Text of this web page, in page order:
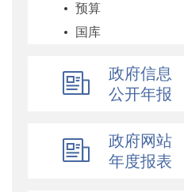
预算
国库
科教和文化
农业农村
自然资源和生态环境
政府信息
公开年报
政府网站
年度报表